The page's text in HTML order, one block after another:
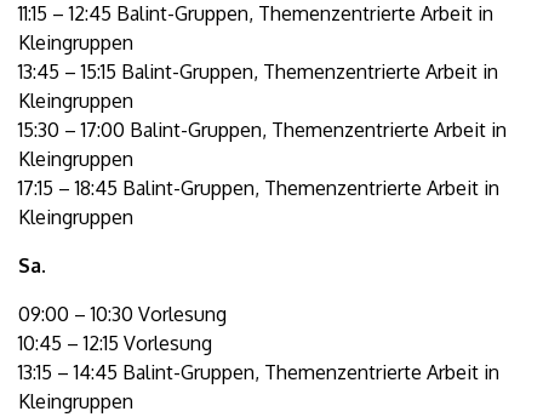
11:15 – 12:45 Balint-Gruppen, Themenzentrierte Arbeit in
Kleingruppen
13:45 – 15:15 Balint-Gruppen, Themenzentrierte Arbeit in
Kleingruppen
15:30 – 17:00 Balint-Gruppen, Themenzentrierte Arbeit in
Kleingruppen
17:15 – 18:45 Balint-Gruppen, Themenzentrierte Arbeit in
Kleingruppen
Sa.
09:00 – 10:30 Vorlesung
10:45 – 12:15 Vorlesung
13:15 – 14:45 Balint-Gruppen, Themenzentrierte Arbeit in
Kleingruppen